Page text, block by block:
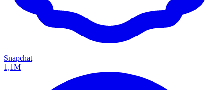
Snapchat
1,1M